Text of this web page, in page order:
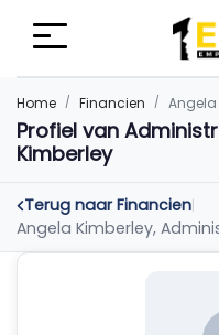
Home Financien Angela
Profiel van
Kimberley
Terug naar Financien|
Angela Kimberley,